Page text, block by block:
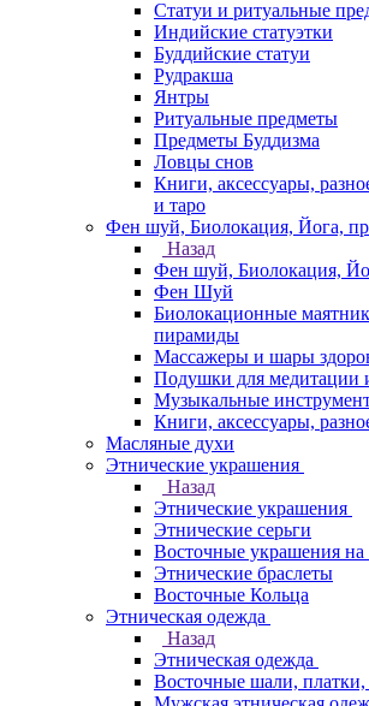
Статуи и ритуальные
Индийские статуэтки
Буддийские статуи
Рудракша
Янтры
Ритуальные предметы
Предметы Буддизма
Ловцы снов
Книги, аксессуары,
и таро
Фен шуй, Биолокация, Йога,
Назад
Фен шуй, Биолокация,
Фен Шуй
Биолокационные
пирамиды
Массажеры и шары
Подушки для медитации
Музыкальные
Книги, аксессуары,
Масляные духи
Этнические украшения
Назад
Этнические украшения
Этнические серьги
Восточные украшения
Этнические браслеты
Восточные Кольца
Этническая одежда
Назад
Этническая одежда
Восточные шали,